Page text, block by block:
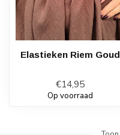
Elastieken Riem Goud
€14,95
Op voorraad